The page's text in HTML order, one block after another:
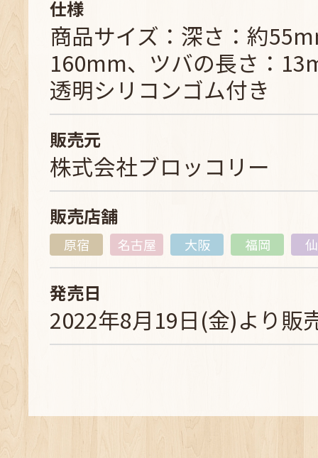
仕様
商品サイズ：深さ：約
160mm、ツバの長さ：
透明シリコンゴム付き
販売元
株式会社ブロッコリー
販売店舗
原宿 名古屋 大阪 福岡
発売日
2022年8月19日(金)より販